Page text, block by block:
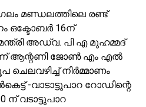
മണ്ഡലത്തിലെ രണ്ട്
ഒക്ടോബർ 16ന്
അഡ്വ. പി എ മുഹമ്മദ്
ആന്റണി ജോൺ എം എൽ
ചെലവഴിച്ച് നിർമ്മാണം
-വാടാട്ടുപാറ റോഡിന്റെ
ന് വടാട്ടുപാറ